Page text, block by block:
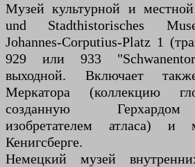
Музей культурной и
und Stadthistorisches
Johannes-Corputius-Platz 1
929 или 933
выходной. Включает
Меркатора (коллекцию
созданную
изобретателем атласа)
Кенигсберге.
Немецкий музей